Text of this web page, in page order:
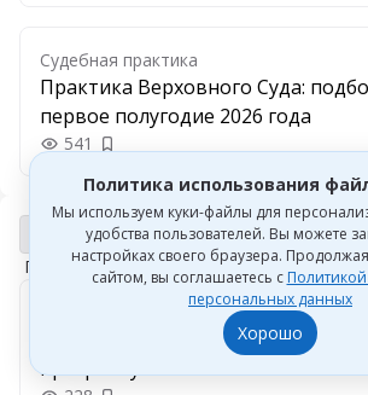
Судебная практика
Практика Верховного Суда:
первое полугодие 2026 года
541 Добавить в закладки
Договорная работа
Договорная работа
Перейти к потоку
Договорная работа
Расчет неустойки по договору и
просрочку
Политика использования
Мы используем куки-файлы для
удобства пользователей. Вы можете
настройках своего браузера.
сайтом, вы соглашаетесь с
персональных данных
Хорошо